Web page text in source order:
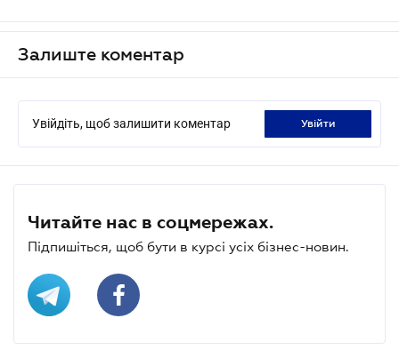
Залиште коментар
Увійдіть, щоб залишити коментар увійти
Читайте нас в соцмережах.
Підпишіться, щоб бути в курсі усіх бізнес-новин.